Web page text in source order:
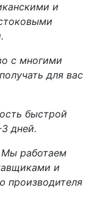
и
с многими
для вас
быстрой
дней.
Мы работаем
и
производителя